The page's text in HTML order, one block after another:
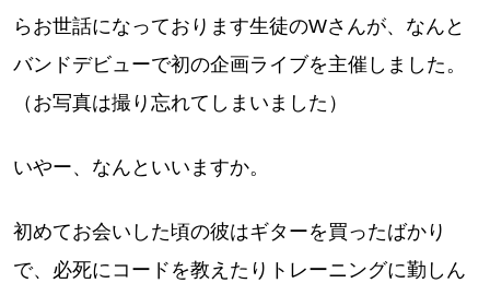
らお世話になっております生徒のWさんが、なんと
バンドデビューで初の企画ライブを主催しました。
（お写真は撮り忘れてしまいました）
いやー、なんといいますか。
初めてお会いした頃の彼はギターを買ったばかり
で、必死にコードを教えたりトレーニングに勤しん